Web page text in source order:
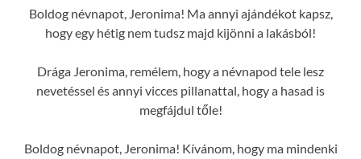
Boldog névnapot, Jeronima! Ma annyi ajándékot kapsz,
hogy egy hétig nem tudsz majd kijönni a lakásból!
Drága Jeronima, remélem, hogy a névnapod tele lesz
nevetéssel és annyi vicces pillanattal, hogy a hasad is
megfájdul tőle!
Boldog névnapot, Jeronima! Kívánom, hogy ma mindenki